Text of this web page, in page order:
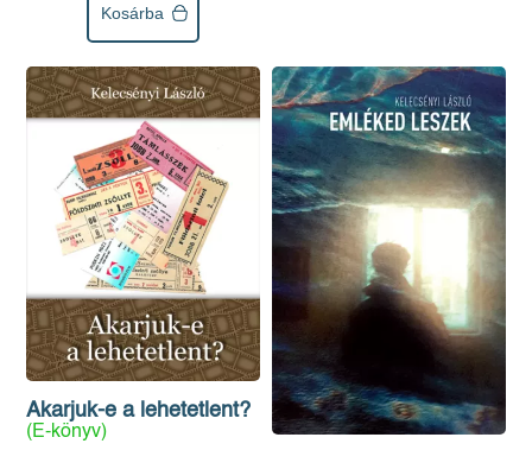
Kosárba
Akarjuk-e a lehetetlent?
(E-könyv)